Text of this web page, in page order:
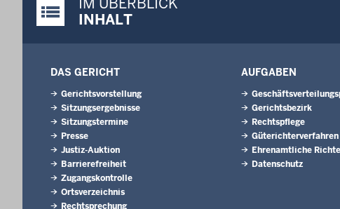
Justiz-Portal im Überblick:
INHALT
DAS GERICHT
Gerichtsvorstellung
Sitzungsergebnisse
Sitzungstermine
Presse
Justiz-Auktion
Barrierefreiheit
Zugangskontrolle
Ortsverzeichnis
Rechtsprechung
AUFGABEN
Gerichtsbezirk
Rechtspflege
Güterichterverfahren
Ehrenamtliche
Datenschutz